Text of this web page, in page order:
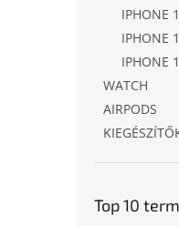
IPHONE
IPHONE
IPHONE
WATCH
AIRPODS
Top 10